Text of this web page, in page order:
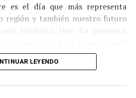
de su madre.
abrió una nueva línea
de bienes
es el día que más representa
región y también nuestro futuro
Antártico. Hoy día queremos
chilotes que llegaron en la
que han hecho a Magallanes lo
LEYENDO